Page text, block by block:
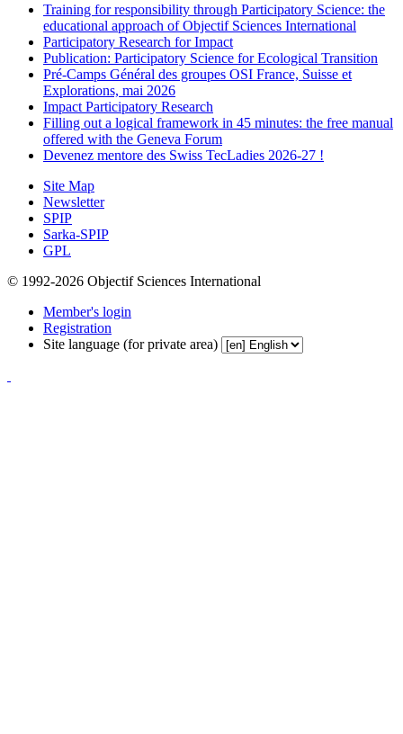
Training for responsibility through Participatory Science: the
educational approach of Objectif Sciences International
Participatory Research for Impact
Publication: Participatory Science for Ecological Transition
Pré-Camps Général des groupes OSI France, Suisse et
Explorations, mai 2026
Impact Participatory Research
Filling out a logical framework in 45 minutes: the free manual
offered with the Geneva Forum
Devenez mentore des Swiss TecLadies 2026-27 !
Site Map
Newsletter
SPIP
Sarka-SPIP
GPL
© 1992-2026 Objectif Sciences International
Member's login
Registration
Site language (for private area)